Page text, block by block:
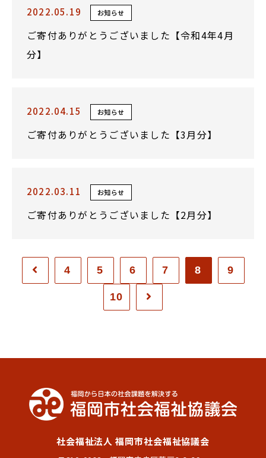
2022.05.19 お知らせ
ご寄付ありがとうございました【令和4年4月
分】
2022.04.15 お知らせ
ご寄付ありがとうございました【3月分】
2022.03.11 お知らせ
ご寄付ありがとうございました【2月分】
4 5 6 7 8 9
10
社会福祉法人 福岡市社会福祉協議会